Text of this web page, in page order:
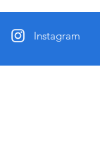
到按摩的歷
Instagram